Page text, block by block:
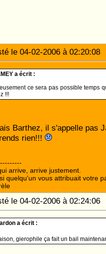
le 04-02-2006 à
a écrit :
ce sera pas possible temps
!!!
Barthez, il s'appelle pas
rien!!!
arrive, arrive justement.
quelqu'un vous attribuait votre
le 04-02-2006 à
a écrit :
gierophile ça fait un bail